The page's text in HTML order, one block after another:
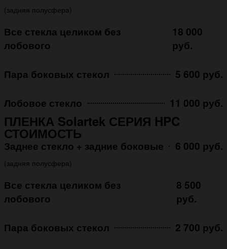
(задняя полусфера)
Все стекла целиком без
лобового
18 000
руб.
Пара боковых стекол 5 600 руб.
Лобовое стекло 11 000 руб.
ПЛЕНКА Solartek СЕРИЯ HPC
СТОИМОСТЬ
Заднее стекло + задние боковые 6 000 руб.
(задняя полусфера)
Все стекла целиком без
лобового
8 500
руб.
Пара боковых стекол 2 700 руб.